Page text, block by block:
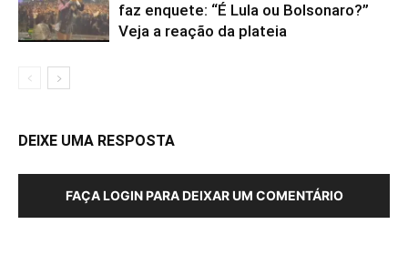
faz enquete: “É Lula ou Bolsonaro?”
Veja a reação da plateia
DEIXE UMA RESPOSTA
FAÇA LOGIN PARA DEIXAR UM COMENTÁRIO